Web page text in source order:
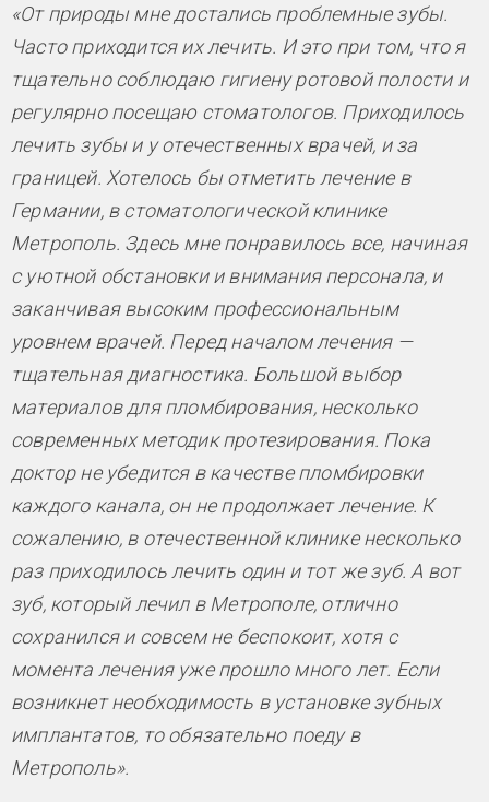
«От природы мне достались проблемные зубы.
Часто приходится их лечить. И это при том, что я
тщательно соблюдаю гигиену ротовой полости и
регулярно посещаю стоматологов. Приходилось
лечить зубы и у отечественных врачей, и за
границей. Хотелось бы отметить лечение в
Германии, в стоматологической клинике
Метрополь. Здесь мне понравилось все, начиная
с уютной обстановки и внимания персонала, и
заканчивая высоким профессиональным
уровнем врачей. Перед началом лечения —
тщательная диагностика. Большой выбор
материалов для пломбирования, несколько
современных методик протезирования. Пока
доктор не убедится в качестве пломбировки
каждого канала, он не продолжает лечение. К
сожалению, в отечественной клинике несколько
раз приходилось лечить один и тот же зуб. А вот
зуб, который лечил в Метрополе, отлично
сохранился и совсем не беспокоит, хотя с
момента лечения уже прошло много лет. Если
возникнет необходимость в установке зубных
имплантатов, то обязательно поеду в
Метрополь».